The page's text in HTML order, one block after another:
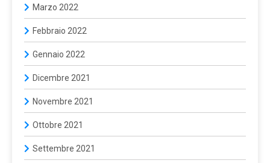
Marzo 2022
Febbraio 2022
Gennaio 2022
Dicembre 2021
Novembre 2021
Ottobre 2021
Settembre 2021